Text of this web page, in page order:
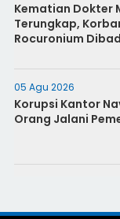
Kematian Dokter
Terungkap,
Rocuronium
05 Agu 2026
Korupsi Kantor
Orang Jalani